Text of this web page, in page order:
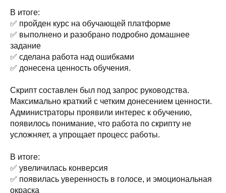
В итоге:
✅ пройден курс на обучающей платформе
✅ выполнено и разобрано подробно домашнее
задание
✅ сделана работа над ошибками
✅ донесена ценность обучения.
Скрипт составлен был под запрос руководства.
Максимально краткий с четким донесением ценности.
Администраторы проявили интерес к обучению,
появилось понимание, что работа по скрипту не
усложняет, а упрощает процесс работы.
В итоге:
✅ увеличилась конверсия
✅ появилась уверенность в голосе, и эмоциональная
окраска